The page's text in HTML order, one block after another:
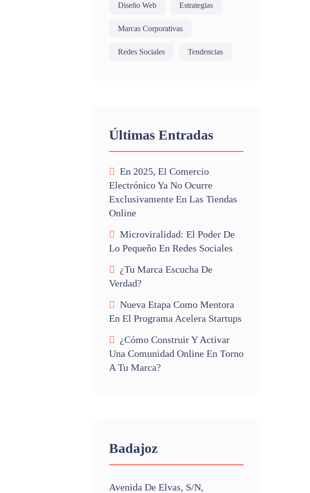
Diseño Web Estrategias
Marcas Corporativas
Redes Sociales Tendencias
Últimas Entradas
En 2025, El Comercio
Electrónico Ya No Ocurre
Exclusivamente En Las Tiendas
Online
Microviralidad: El Poder De
Lo Pequeño En Redes Sociales
¿Tu Marca Escucha De
Verdad?
Nueva Etapa Como Mentora
En El Programa Acelera Startups
¿Cómo Construir Y Activar
Una Comunidad Online En Torno
A Tu Marca?
Badajoz
Avenida De Elvas, S/n,